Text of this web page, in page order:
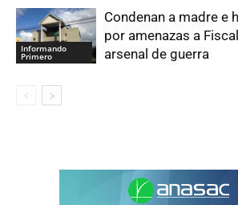
Informando
Primero
Condenan a madre e
por amenazas a
arsenal de guerra